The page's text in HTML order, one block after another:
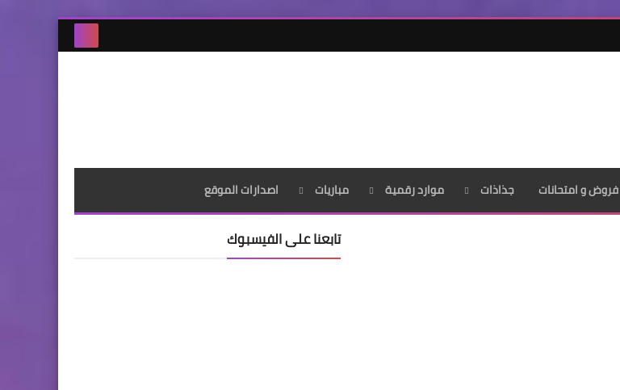
فروض و امتحانات جذاذات موارد رقمية مباريات اصدارات الموقع
تابعنا على الفيسبوك